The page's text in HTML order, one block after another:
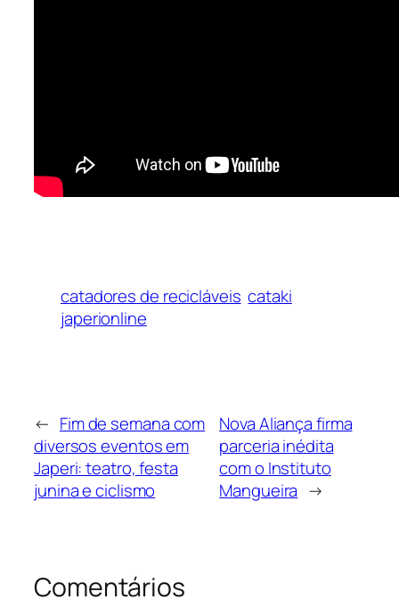
catadores de recicláveis cataki
japerionline
← Fim de semana com
diversos eventos em
Japeri: teatro, festa
junina e ciclismo
Nova Aliança firma
parceria inédita
com o Instituto
Mangueira →
Comentários